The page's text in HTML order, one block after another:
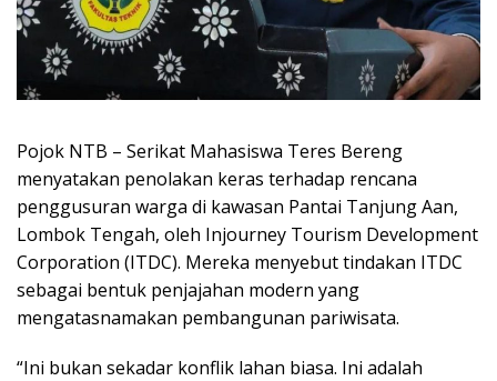
Pojok NTB – Serikat Mahasiswa Teres Bereng
menyatakan penolakan keras terhadap rencana
penggusuran warga di kawasan Pantai Tanjung Aan,
Lombok Tengah, oleh Injourney Tourism Development
Corporation (ITDC). Mereka menyebut tindakan ITDC
sebagai bentuk penjajahan modern yang
mengatasnamakan pembangunan pariwisata.
“Ini bukan sekadar konflik lahan biasa. Ini adalah